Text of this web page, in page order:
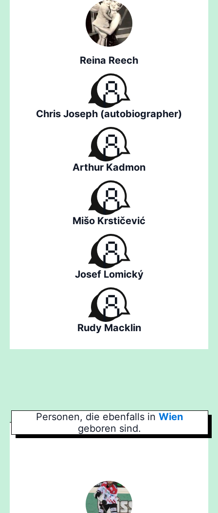
Reina Reech
Chris Joseph (autobiographer)
Arthur Kadmon
Mišo Krstičević
Josef Lomický
Rudy Macklin
Personen, die ebenfalls inWien
geboren sind.